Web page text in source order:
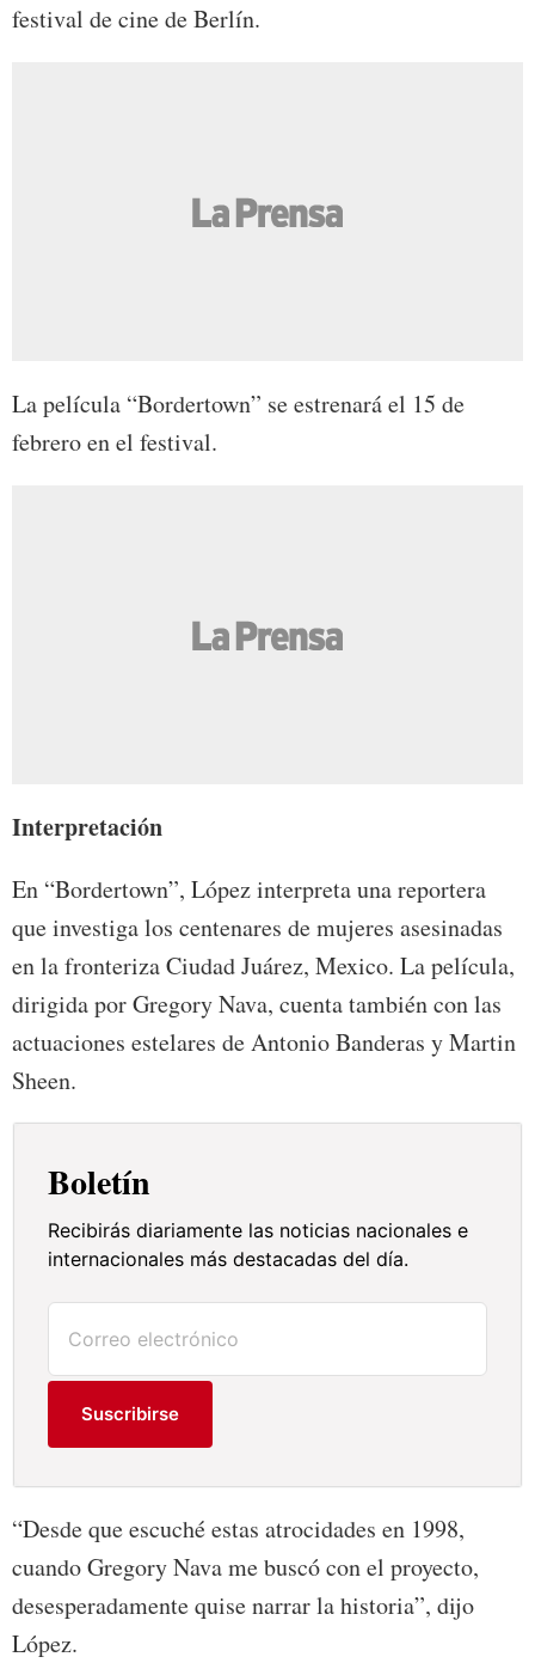
festival de cine de Berlín.
La película “Bordertown” se estrenará el 15 de
febrero en el festival.
Interpretación
En “Bordertown”, López interpreta una reportera
que investiga los centenares de mujeres asesinadas
en la fronteriza Ciudad Juárez, Mexico. La película,
dirigida por Gregory Nava, cuenta también con las
actuaciones estelares de Antonio Banderas y Martin
Sheen.
Boletín
Recibirás diariamente las noticias nacionales e
internacionales más destacadas del día.
Suscribirse
“Desde que escuché estas atrocidades en 1998,
cuando Gregory Nava me buscó con el proyecto,
desesperadamente quise narrar la historia”, dijo
López.